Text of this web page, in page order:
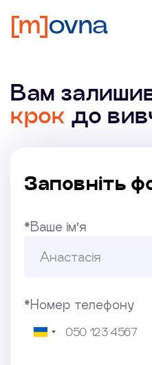
Вам
крок до
Заповніть
*Ваше ім’я
*Номер телефону